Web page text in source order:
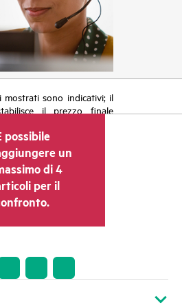
sono indicativi; il
il prezzo finale
imposte sulla vendita/IVA
Il prezzo della
dal rivenditore può
a quello di altri
al prezzo indicativo
indicativi possono
promozionali a tempo
si riserva il diritto di
dei prezzi in
per motivi che
condizioni del mercato,
possibile
un
di 4
per il